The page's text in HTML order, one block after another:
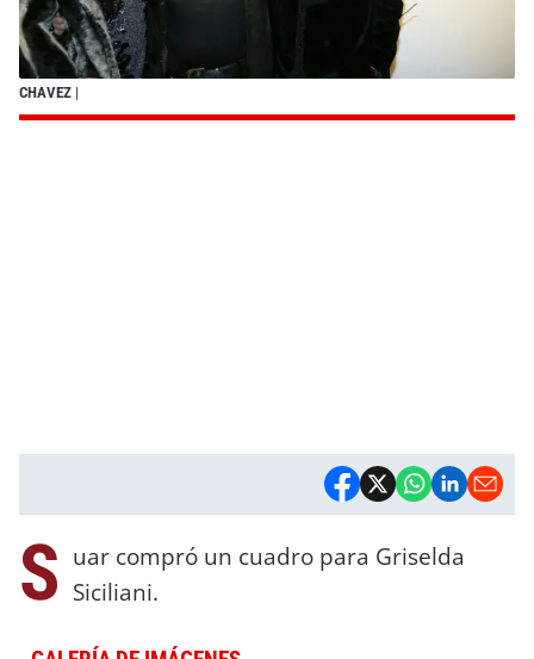
CHAVEZ |
S uar compró un cuadro para Griselda
Siciliani.